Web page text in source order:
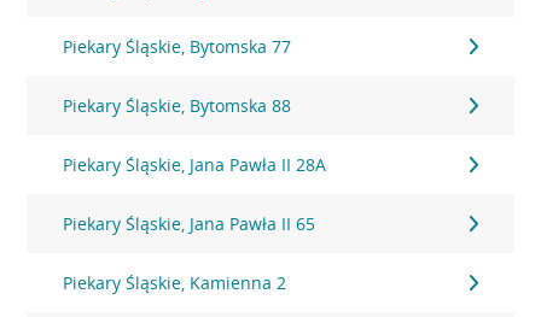
Piekary Śląskie, Bytomska 77
Piekary Śląskie, Bytomska 88
Piekary Śląskie, Jana Pawła II 28A
Piekary Śląskie, Jana Pawła II 65
Piekary Śląskie, Kamienna 2